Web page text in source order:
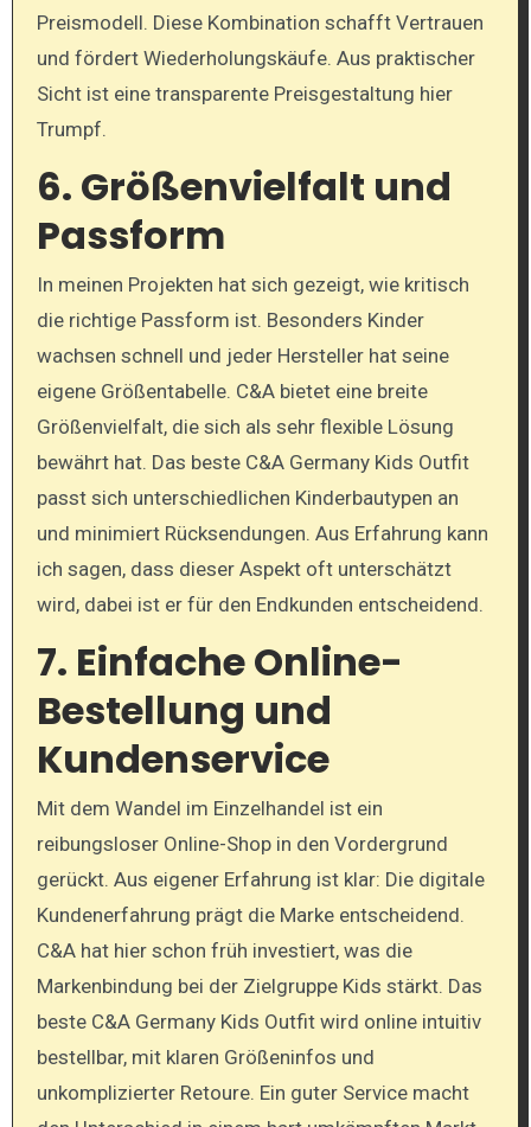
Preismodell. Diese Kombination schafft Vertrauen
und fördert Wiederholungskäufe. Aus praktischer
Sicht ist eine transparente Preisgestaltung hier
Trumpf.
6. Größenvielfalt und
Passform
In meinen Projekten hat sich gezeigt, wie kritisch
die richtige Passform ist. Besonders Kinder
wachsen schnell und jeder Hersteller hat seine
eigene Größentabelle. C&A bietet eine breite
Größenvielfalt, die sich als sehr flexible Lösung
bewährt hat. Das beste C&A Germany Kids Outfit
passt sich unterschiedlichen Kinderbautypen an
und minimiert Rücksendungen. Aus Erfahrung kann
ich sagen, dass dieser Aspekt oft unterschätzt
wird, dabei ist er für den Endkunden entscheidend.
7. Einfache Online-
Bestellung und
Kundenservice
Mit dem Wandel im Einzelhandel ist ein
reibungsloser Online-Shop in den Vordergrund
gerückt. Aus eigener Erfahrung ist klar: Die digitale
Kundenerfahrung prägt die Marke entscheidend.
C&A hat hier schon früh investiert, was die
Markenbindung bei der Zielgruppe Kids stärkt. Das
beste C&A Germany Kids Outfit wird online intuitiv
bestellbar, mit klaren Größeninfos und
unkomplizierter Retoure. Ein guter Service macht